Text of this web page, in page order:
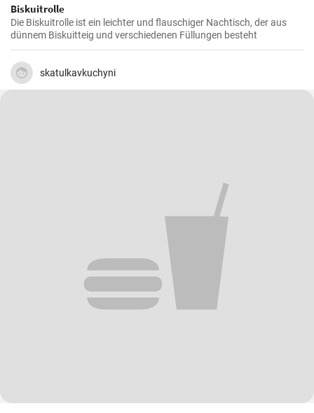
Biskuitrolle
Die Biskuitrolle ist ein leichter und flauschiger Nachtisch, der aus
dünnem Biskuitteig und verschiedenen Füllungen besteht
skatulkavkuchyni